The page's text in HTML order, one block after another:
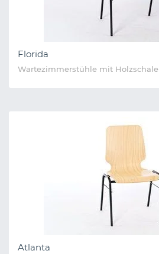
Florida
Wartezimmerstühle mit Holzschale
Atlanta